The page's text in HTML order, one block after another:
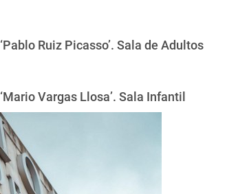
Ruiz Picasso’. Sala de Adultos
Vargas Llosa’. Sala Infantil